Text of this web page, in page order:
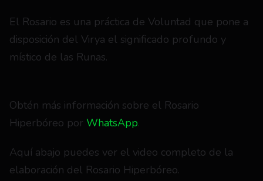
El Rosario es una práctica de Voluntad que pone a
disposición del Virya el significado profundo y
místico de las Runas.
Obtén más información sobre el Rosario
Hiperbóreo por WhatsApp.
Aquí abajo puedes ver el video completo de la
elaboración del Rosario Hiperbóreo.